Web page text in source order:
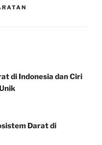
di Indonesia dan Ciri
Darat di